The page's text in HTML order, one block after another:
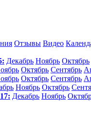
Отзывы Видео
Декабрь Ноябрь Октябрь
Октябрь Сентябрь
Октябрь Сентябрь
Ноябрь Октябрь
Декабрь Ноябрь